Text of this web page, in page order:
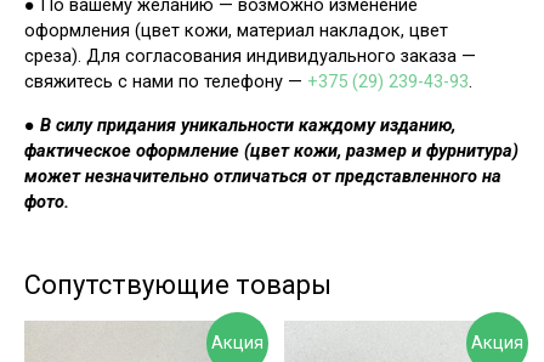
● По вашему желанию — возможно изменение
оформления (цвет кожи, материал накладок, цвет
среза). Для согласования индивидуального заказа —
свяжитесь с нами по телефону — +375 (29) 239-43-93.
● В силу придания уникальности каждому изданию,
фактическое оформление (цвет кожи, размер и фурнитура)
может незначительно отличаться от представленного на
фото.
Сопутствующие товары
Акция Акция